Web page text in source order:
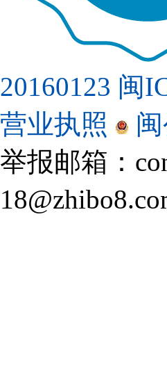
20160123 闽
营业执照
举报邮箱：